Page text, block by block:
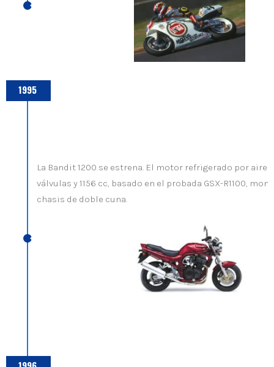
1995
La Bandit 1200 se estrena. El motor refrigerado por aire /
válvulas y 1156 cc, basado en el probada GSX-R1100,
chasis de doble cuna.